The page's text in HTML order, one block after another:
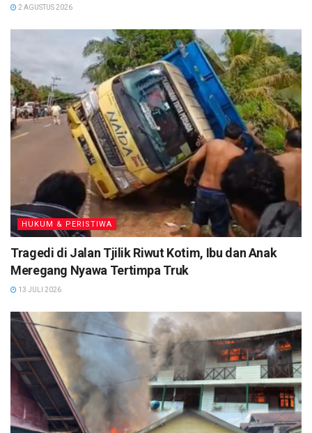
WBK/WBBM, dibutuhkan komitmen dan dukungan dari
seluruh anggota pengemban fungsi baik tingkat Polres
maupun tingkat Polsek jajaran Polres Seruyan.
“Dengan adanya kegiatan Anev Zona Integritas ini
diharapkan seluruh personel Polres Seruyan tahu dan
mengerti perihal tahapan, pelaksanaan dan pelaporan
kemudian dapat dilaksanakan sesuai tugas dan fungsi yang
diemban sehingga tujuan Reformasi Birokrasi pemerintah
dapat terlaksana dan terealisasi,” tegas AKBP Bayu. (TN
2 AGUSTUS 2026
HUKUM & PERISTIWA
Tragedi di Jalan Tjilik Riwut Kotim, Ibu dan Anak
Meregang Nyawa Tertimpa Truk
13 JULI 2026